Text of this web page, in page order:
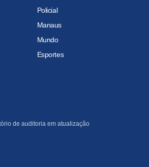
Policial
Manaus
Mundo
Esportes
de auditoria em atualização